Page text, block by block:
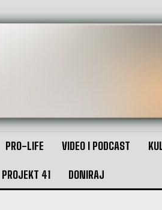
PRO-LIFE VIDEO I PODCAST
PROJEKT 41 DONIRAJ